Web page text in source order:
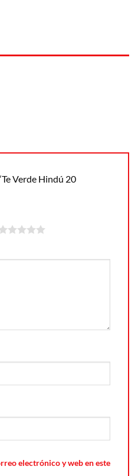
Verde Hindú 20
electrónico y web en este